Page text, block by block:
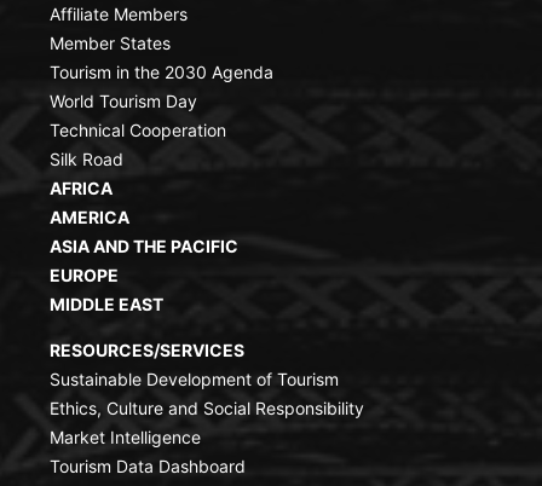
Affiliate Members
Member States
Tourism in the 2030 Agenda
World Tourism Day
Technical Cooperation
Silk Road
AFRICA
AMERICA
ASIA AND THE PACIFIC
EUROPE
MIDDLE EAST
RESOURCES/SERVICES
Sustainable Development of Tourism
Ethics, Culture and Social Responsibility
Market Intelligence
Tourism Data Dashboard